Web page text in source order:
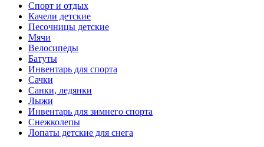
Спорт и отдых
Качели детские
Песочницы детские
Мячи
Велосипеды
Батуты
Инвентарь для спорта
Сачки
Санки, ледянки
Лыжи
Инвентарь для зимнего спорта
Снежколепы
Лопаты детские для снега